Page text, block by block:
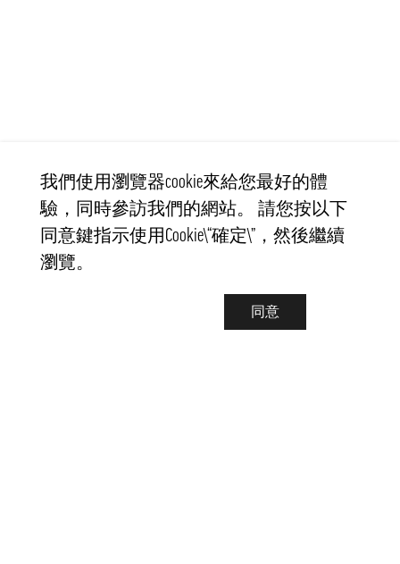
我們使用瀏覽器cookie來給您最好的體
驗，同時參訪我們的網站。 請您按以下
同意鍵指示使用Cookie\“確定\”，然後繼續
瀏覽。
同意